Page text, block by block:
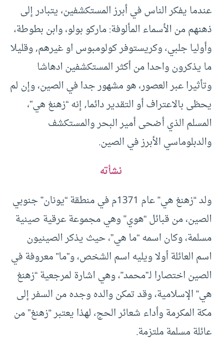
عندما يفكر الناس في أبرز المستكشفين، يتبادر إلى
ذهنهم من الأسماء المألوفة: ماركو بولو، وابن بطوطة،
وأوليا جلبي، وكريستوفر كولومبوس او غيرهم, وقليلا
ما يذكرون واحدا من أكثر المستكشفين ادهاشا
وتأثيرا عبر العصور، هو مشهور جدا في الصين، وإن لم
يحظى بالاعتراف أو التقدير دائما, إنه “زهنغ هي”،
المسلم الذي أضحى أمير البحر والمستكشف
والدبلوماسي الأبرز في الصين.
نشأته
ولد “زهنغ هي” عام 1371م في منطقة “يونان” جنوبي
الصين، من قبائل “هوي” وهي مجموعة عرقية صينية
مسلمة، وكان اسمه “ما هي”، حيث يذكر الصينيون
اسم العائلة أولا ويليه اسم الشخص، و”ما” معروفة في
الصين اختصارا لـ”محمد”، وهي اشارة لمرجعية “زهنغ
هي” الإسلامية، وقد تمكن والده وجده من السفر إلى
مكة المكرمة وأداء شعائر الحج، لهذا يعتبر “زهنغ” من
عائلة مسلمة ملتزمة.